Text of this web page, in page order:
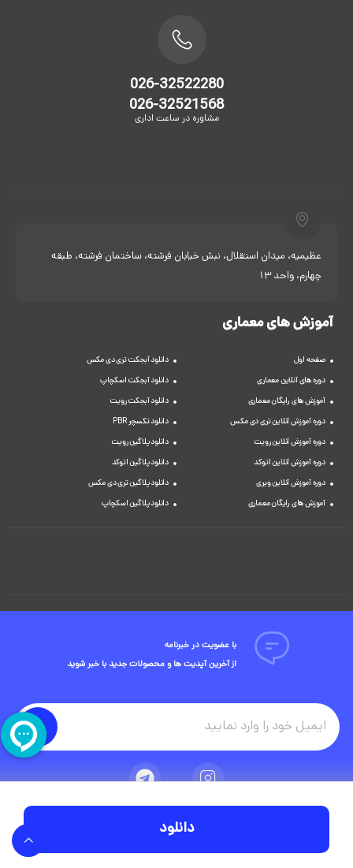
دانلود
026-32522280
026-32521568
مشاوره در ساعت اداری
عظیمیه، میدان استقلال، نبش خیابان فرشته، ساختمان فرشته، طبقه
چهارم، واحد 13
آموزش های معماری
صفحه اول
دوره های آنلاین معماری
آموزش های رایگان معماری
دوره آموزش آنلاین تری دی مکس
دوره آموزش آنلاین رویت
دوره آموزش آنلاین اتوکد
دوره آموزش آنلاین ویری
آموزش های رایگان معماری
دانلود آبجکت تری دی مکس
دانلود آبجکت اسکچاپ
دانلود آبجکت رویت
دانلود تکسچر PBR
دانلود پلاگین رویت
دانلود پلاگین اتوکد
دانلود پلاگین تری دی مکس
دانلود پلاگین اسکچاپ
با عضویت در خبرنامه
از آخرین آپدیت ها و محصولات جدید با خبر شوید
تمامی حقوق مادی و معنوی این وبسایت متعلق به شرکت ویوید ویژوال است.